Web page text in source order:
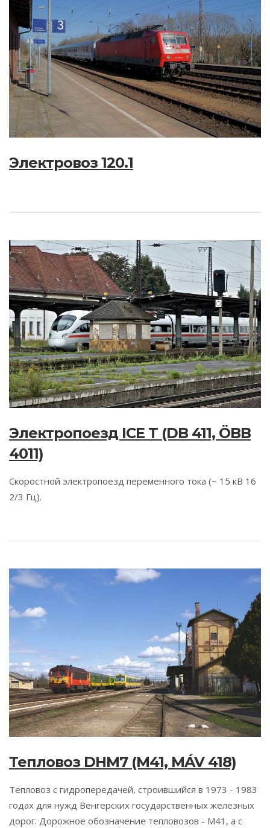
Электровоз 120.1
Электропоезд ICE T (DB 411, ÖBB
4011)
Скоростной электропоезд переменного тока (~ 15 кВ 16
2/3 Гц).
Тепловоз DHM7 (M41, MÁV 418)
Тепловоз с гидропередачей, строившийся в 1973 - 1983
годах для нужд Венгерских государственных железных
дорог. Дорожное обозначение тепловозов - М41, а с